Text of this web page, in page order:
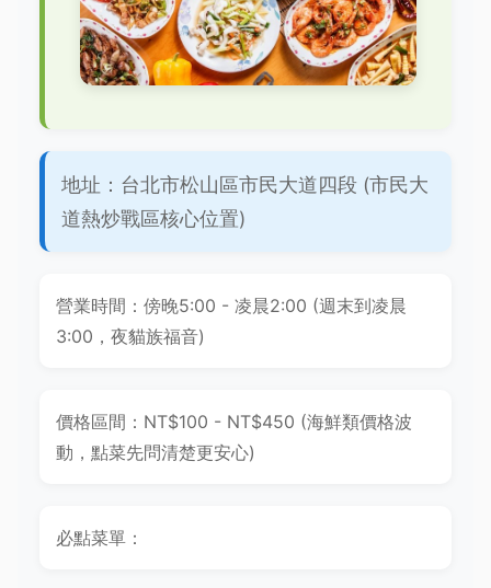
地址：台北市松山區市民大道四段 (市民大
道熱炒戰區核心位置)
營業時間：傍晚5:00 - 凌晨2:00 (週末到凌晨
3:00，夜貓族福音)
價格區間：NT$100 - NT$450 (海鮮類價格波
動，點菜先問清楚更安心)
必點菜單：